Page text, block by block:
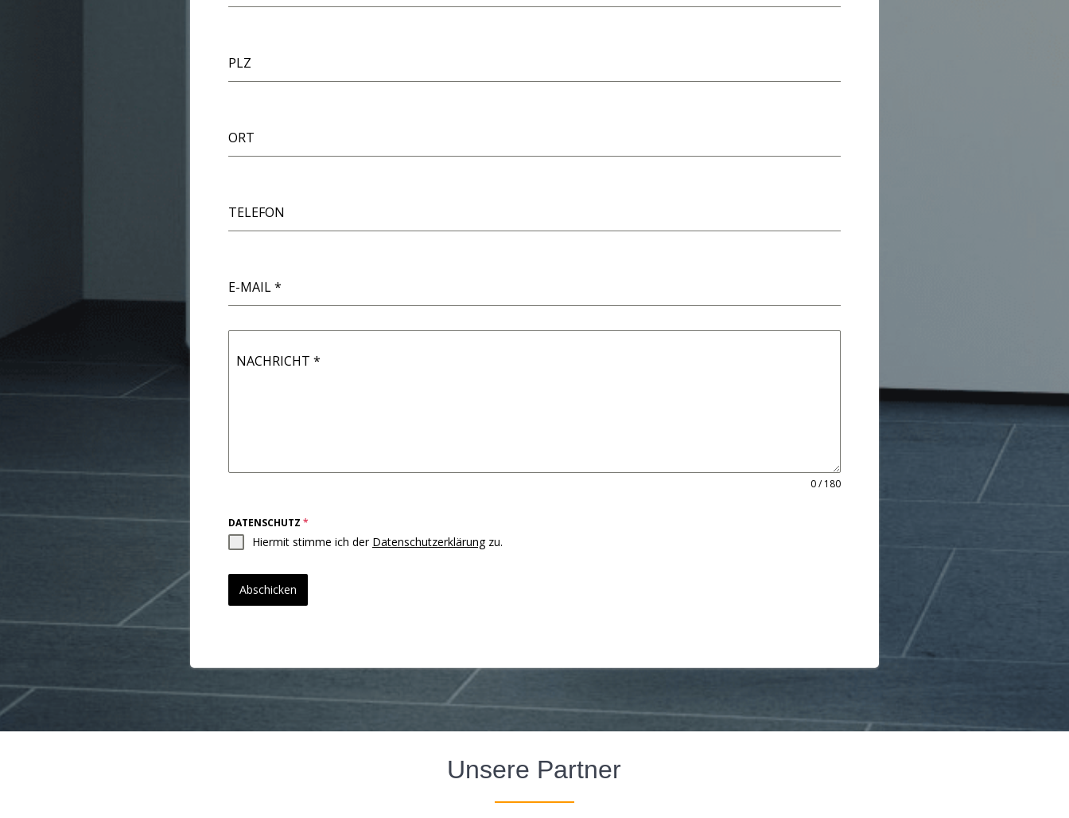
PLZ
ORT
TELEFON
E-MAIL*
NACHRICHT *
0 / 180
DATENSCHUTZ *
Hiermit stimme ich der Datenschutzerklärungzu.
Abschicken
Unsere Partner